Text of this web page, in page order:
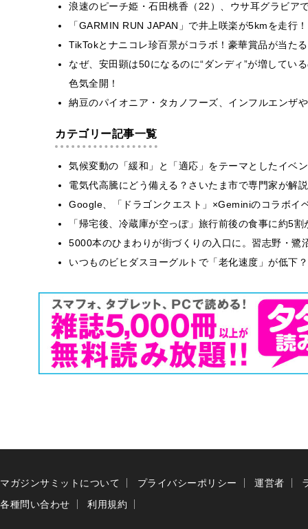
浪速のピーチ姫・石田桃香（22）、ウサ耳グラビア
「GARMIN RUN JAPAN」で井上咲楽が5kmを走行
TikTokとナニコレ珍百景がコラボ！豪華賞品が当た
なぜ、安田顕は50になるのに“ダンディ”が増してい
色気全開！
納豆のパイオニア・タカノフーズ、インフルエンザ
カテゴリー記事一覧
気候変動の「緩和」と「適応」をテーマとしたイベ
電気代高騰にどう備える？さいたま市で専門家が解
Google、「ドラゴンクエスト」×Geminiのコラボイ
「帰宅後、冷蔵庫が空っぽ」旅行前後の食事に約5
5000本のひまわりが街づくりの入口に。習志野・
いつものビヒダスヨーグルトで「老化速度」が低
マガジンサミットについて プライバシーポリシー 運営者
各種問い合わせ
利用規約